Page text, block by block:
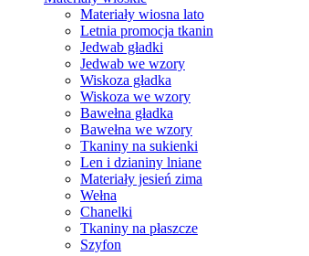
Materiały wiosna lato
Letnia promocja tkanin
Jedwab gładki
Jedwab we wzory
Wiskoza gładka
Wiskoza we wzory
Bawełna gładka
Bawełna we wzory
Tkaniny na sukienki
Len i dzianiny lniane
Materiały jesień zima
Wełna
Chanelki
Tkaniny na płaszcze
Szyfon